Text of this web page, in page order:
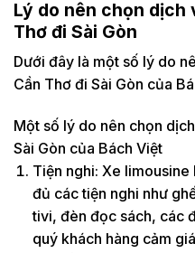
Lý do nên chọn dịch
Thơ đi Sài Gòn
Dưới đây là một số lý do
Cần Thơ đi Sài Gòn của
Một số lý do nên chọn
Sài Gòn của Bách Việt
Tiện nghi: Xe
đủ các tiện nghi như
tivi, đèn đọc sách, các
quý khách hàng cảm